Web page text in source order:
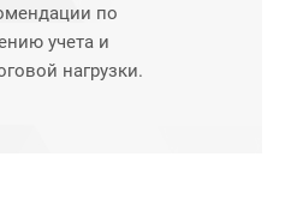
по
учета и
нагрузки.